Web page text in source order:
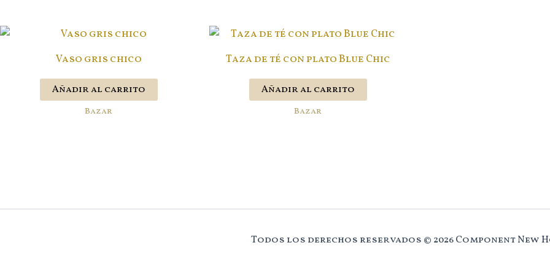
Vaso gris chico
Añadir al carrito
Bazar
Taza de té con plato Blue Chic
Añadir al carrito
Bazar
Todos los derechos reservados © 2026 Component New